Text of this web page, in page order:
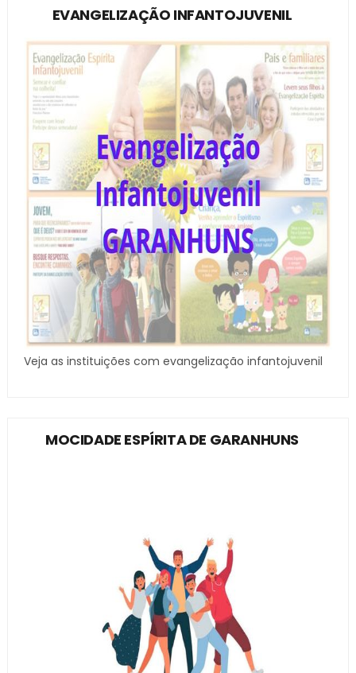
EVANGELIZAÇÃO INFANTOJUVENIL
Veja as instituições com evangelização infantojuvenil
MOCIDADE ESPÍRITA DE GARANHUNS